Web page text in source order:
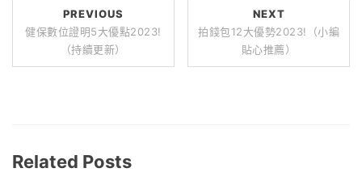
PREVIOUS
健保數位證明5大優點2023!
（持續更新）
NEXT
拍錢包12大優勢2023!（小編
貼心推薦）
Related Posts